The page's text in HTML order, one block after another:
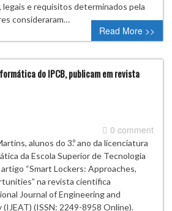
e requisitos determinados pela
consideraram…
Read More >>
do IPCB, publicam em revista
0 comment
alunos do 3.º ano da licenciatura
da Escola Superior de Tecnologia
“Smart Lockers: Approaches,
na revista científica
Journal of Engineering and
(ISSN: 2249-8958 Online).